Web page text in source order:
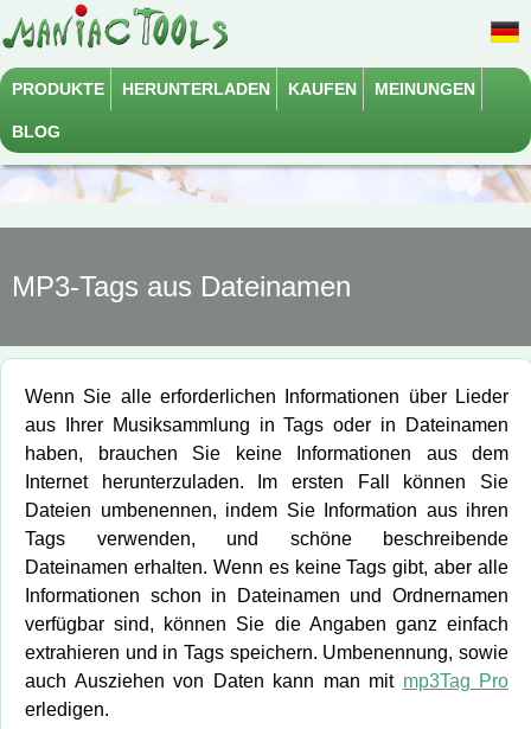
PRODUKTE HERUNTERLADEN KAUFEN MEINUNGEN
BLOG
MP3-Tags aus Dateinamen
Wenn Sie alle erforderlichen Informationen über Lieder
aus Ihrer Musiksammlung in Tags oder in Dateinamen
haben, brauchen Sie keine Informationen aus dem
Internet herunterzuladen. Im ersten Fall können Sie
Dateien umbenennen, indem Sie Information aus ihren
Tags verwenden, und schöne beschreibende
Dateinamen erhalten. Wenn es keine Tags gibt, aber alle
Informationen schon in Dateinamen und Ordnernamen
verfügbar sind, können Sie die Angaben ganz einfach
extrahieren und in Tags speichern. Umbenennung, sowie
auch Ausziehen von Daten kann man mit mp3Tag Pro
erledigen.